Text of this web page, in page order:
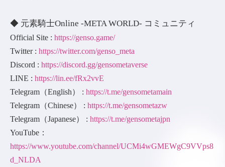
◆ 元素騎士Online -META WORLD- コミュニティ
Official Site : https://genso.game/
Twitter : https://twitter.com/genso_meta
Discord : https://discord.gg/gensometaverse
LINE : https://lin.ee/fRx2vvE
Telegram（English） : https://t.me/gensometamain
Telegram（Chinese） : https://t.me/gensometazw
Telegram（Japanese） : https://t.me/gensometajpn
YouTube：
https://www.youtube.com/channel/UCMi4wGMEWgC9VVps8
d_NLDA